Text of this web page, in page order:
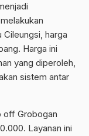
harga
Harga ini
yang diperoleh,
sistem antar
off Grobogan
Layanan ini